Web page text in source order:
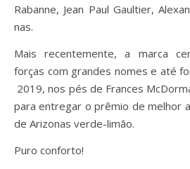
Rabanne, Jean Paul Gaultier,
nas.
Mais recentemente, a marca
forças com grandes nomes e até
2019, nos pés de Frances
para entregar o prêmio de melhor
de Arizonas verde-limão.
Puro conforto!